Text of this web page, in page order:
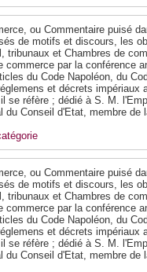
ou Commentaire puisé
de motifs et discours, les
tribunaux et Chambres de
commerce par la conférence
du Code Napoléon, du
et décrets impériaux
se réfère ; dédié à S. M.
du Conseil d'Etat, membre de
ou Commentaire puisé
de motifs et discours, les
tribunaux et Chambres de
commerce par la conférence
du Code Napoléon, du
et décrets impériaux
se réfère ; dédié à S. M.
du Conseil d'Etat, membre de